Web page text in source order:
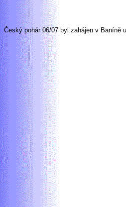
Český pohár 06/07 byl zahájen v Baníně